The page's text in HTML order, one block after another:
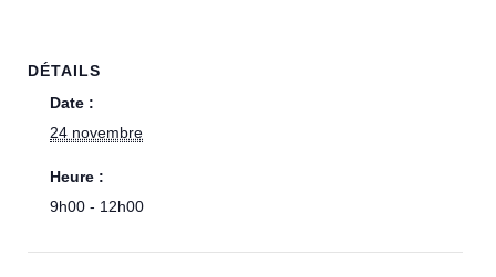
DÉTAILS
Date :
24 novembre
Heure :
9h00 - 12h00